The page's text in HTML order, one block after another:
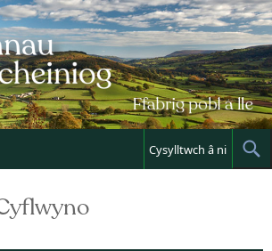
Skip
to
content
Cysylltwch â ni